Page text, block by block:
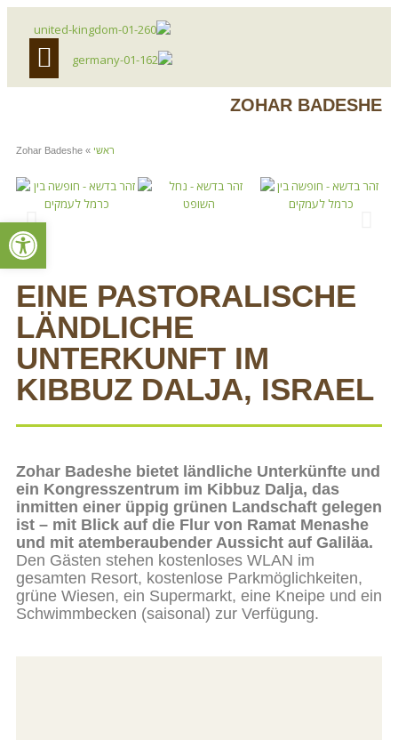
ZOHAR BADESHE
ראשי »
Zohar Badeshe
EINE PASTORALISCHE
LÄNDLICHE
UNTERKUNFT IM
KIBBUZ DALJA, ISRAEL
Zohar Badeshe bietet ländliche Unterkünfte und
ein Kongresszentrum im Kibbuz Dalja, das
inmitten einer üppig grünen Landschaft gelegen
ist – mit Blick auf die Flur von Ramat Menashe
und mit atemberaubender Aussicht auf Galiläa.
Den Gästen stehen kostenloses WLAN im
gesamten Resort, kostenlose Parkmöglichkeiten,
grüne Wiesen, ein Supermarkt, eine Kneipe und ein
Schwimmbecken (saisonal) zur Verfügung.
פתח